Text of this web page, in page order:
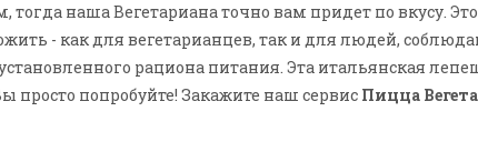
наша Вегетариана точно вам придет по вкусу. Это
- как для вегетарианцев, так и для людей,
рациона питания. Эта итальянская
просто попробуйте! Закажите наш сервис Пицца